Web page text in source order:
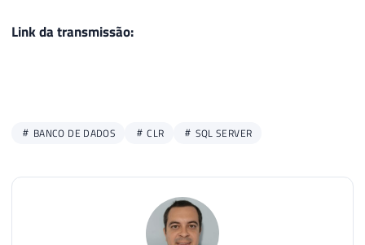
Link da transmissão:
BANCO DE DADOS CLR SQL SERVER